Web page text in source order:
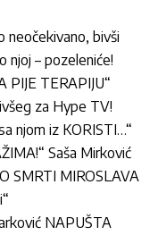
neočekivano, bivši
njoj – pozeleniće!
PIJE TERAPIJU“
za Hype TV!
njom iz KORISTI…“
Saša Mirković
SMRTI MIROSLAVA
NAPUŠTA